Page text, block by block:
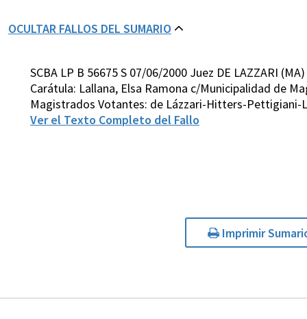
OCULTAR FALLOS DEL SUMARIO
SCBA LP B 56675 S 07/06/2000 Juez DE LAZZARI (MA)
Carátula: Lallana, Elsa Ramona c/Municipalidad de
Magistrados Votantes: de Lázzari-Hitters-Pettigiani-
Ver el Texto Completo del Fallo
Imprimir